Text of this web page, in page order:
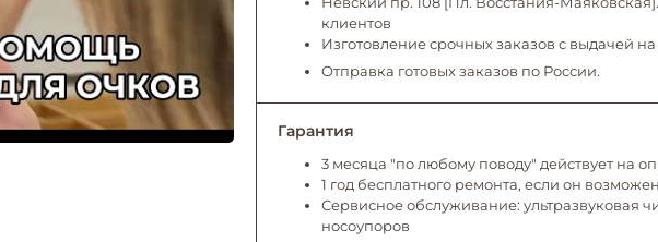
клиентов
Изготовление срочных заказов с выдачей
Отправка готовых заказов по России.
Гарантия
3 месяца "по любому поводу" действует на
1 год бесплатного ремонта, если он возможен
Сервисное обслуживание: ультразвуковая
носоупоров